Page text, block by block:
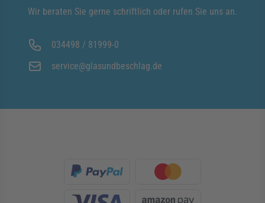
Wir beraten Sie gerne schriftlich oder rufen Sie uns an.
034498 / 81999-0
service@glasundbeschlag.de